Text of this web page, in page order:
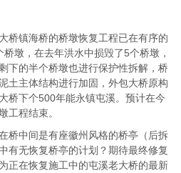
桥镇海桥的桥墩恢复工程已在有序的
墩，在去年洪水中损毁了5个桥墩，
下的半个桥墩也进行保护性拆解，桥
土主体结构进行加固，外包大桥原构
桥下个500年能永镇屯溪。预计在今
工程结束。
桥中间是有座徽州风格的桥亭（后拆
有无恢复桥亭的计划？期待最终修复
正在恢复施工中的屯溪老大桥的最新